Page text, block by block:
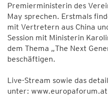
Premierministerin des
May sprechen. Erstmals
mit Vertretern aus China
Session mit Ministerin
dem Thema „The Next
beschäftigen.
Live-Stream sowie das
unter: